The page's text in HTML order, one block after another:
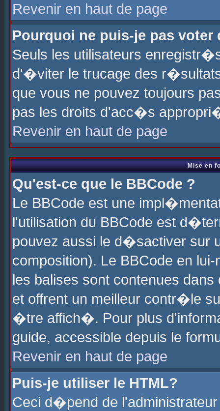
Revenir en haut de page
Pourquoi ne puis-je pas voter
Seuls les utilisateurs
d'�viter le trucage des
que vous ne pouvez toujours
pas les droits d'acc�s
Revenir en haut de page
Mise en
Qu'est-ce que le BBCode ?
Le BBCode est une
l'utilisation du BBCode est
pouvez aussi le d�sactiver sur
composition). Le BBCode en
les balises sont contenues
et offrent un meilleur contr�le
�tre affich�. Pour plus
guide, accessible depuis le
Revenir en haut de page
Puis-je utiliser le HTML?
Ceci d�pend de